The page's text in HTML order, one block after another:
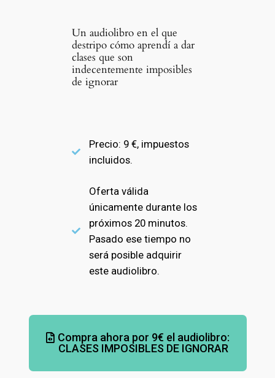
Un audiolibro en el que
destripo cómo aprendí a dar
clases que son
indecentemente imposibles
de ignorar
Precio: 9 €, impuestos
incluidos.
Oferta válida
únicamente durante los
próximos 20 minutos.
Pasado ese tiempo no
será posible adquirir
este audiolibro.
Compra ahora por 9€ el audiolibro:
CLASES IMPOSIBLES DE IGNORAR